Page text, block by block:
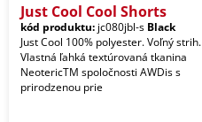
Just Cool Cool Shorts
kód produktu: jc080jbl-s Black
Just Cool 100% polyester. Voľný strih.
Vlastná ľahká textúrovaná tkanina
NeotericTM spoločnosti AWDis s
prirodzenou prie